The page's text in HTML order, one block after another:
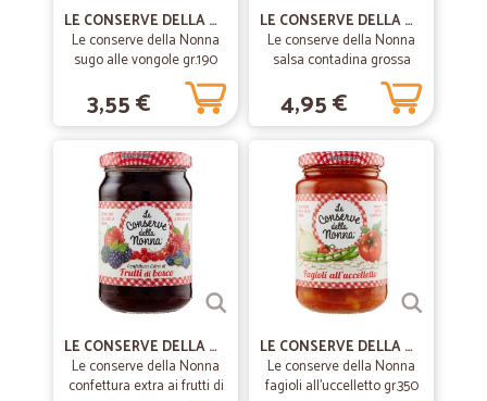
tutto il resto. Ma in linea generale è un servizio che consiglio
altamente
03/06/2020
Monia R.
Velocissimo nella consegna e prodotti…
Velocissimo nella consegna e prodotti di marca. La merce arriva ben
impacchettata e refrigerarata. Consigliatissimo
—Sonia P.
Tutto ok. Molto veloci.
LE CONSERVE DELLA NONNA
Le conserve della Nonna
sugo alle vongole gr.190
3,55 €
LE CONSERVE DELLA NONNA
Le conserve della Nonna
salsa contadina grossa
4,95 €
LE CONSERVE DELLA NONNA
Le conserve della Nonna
confettura extra ai frutti di
LE CONSERVE DELLA NONNA
Le conserve della Nonna
fagioli all'uccelletto gr.350